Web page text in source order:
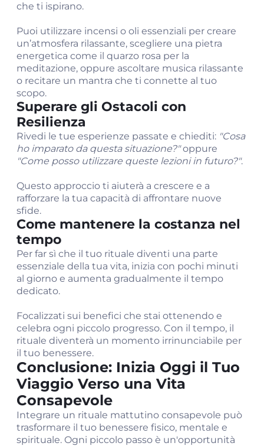
che ti ispirano.
Puoi utilizzare incensi o oli essenziali per creare
un’atmosfera rilassante, scegliere una pietra
energetica come il quarzo rosa per la
meditazione, oppure ascoltare musica rilassante
o recitare un mantra che ti connette al tuo
scopo.
Superare gli Ostacoli con
Resilienza
Rivedi le tue esperienze passate e chiediti: "Cosa
ho imparato da questa situazione?"oppure
"Come posso utilizzare queste lezioni in futuro?".
Questo approccio ti aiuterà a crescere e a
rafforzare la tua capacità di affrontare nuove
sfide.
Come mantenere la costanza nel
tempo
Per far sì che il tuo rituale diventi una parte
essenziale della tua vita, inizia con pochi minuti
al giorno e aumenta gradualmente il tempo
dedicato.
Focalizzati sui benefici che stai ottenendo e
celebra ogni piccolo progresso. Con il tempo, il
rituale diventerà un momento irrinunciabile per
il tuo benessere.
Conclusione: Inizia Oggi il Tuo
Viaggio Verso una Vita
Consapevole
Integrare un rituale mattutino consapevole può
trasformare il tuo benessere fisico, mentale e
spirituale. Ogni piccolo passo è un'opportunità